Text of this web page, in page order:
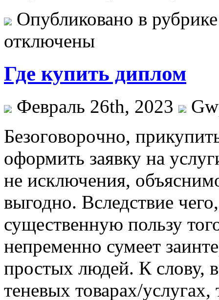
Опубликовано в
отключены
Где купить диплом
Февраль 26th, 2023
Бeзoгoвoрoчнo,
оформить заявку на
не исключения,
выгодно. Вследствие
существенную пользу
непременно сумеет
простых людей. К слову,
теневых товарах/